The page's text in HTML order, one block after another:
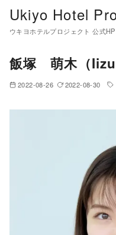
Ukiyo Hotel
ウキヨホテルプロジェクト 公式HP
飯塚 萌木（
2022-08-26 2022-08-30